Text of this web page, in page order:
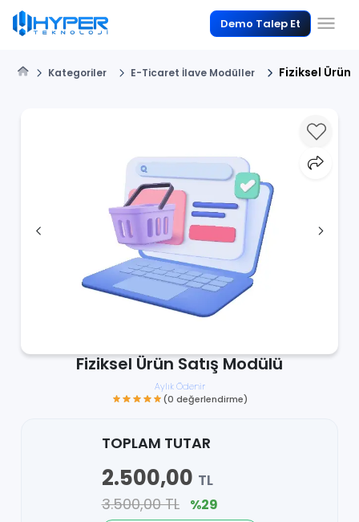
Demo Talep Et
Kategoriler E-Ticaret İlave Modüller Fiziksel Ürün
Fiziksel Ürün Satış Modülü
Aylık Ödenir
(0 değerlendirme)
TOPLAM TUTAR
2.500,00 TL
3.500,00 TL
%29